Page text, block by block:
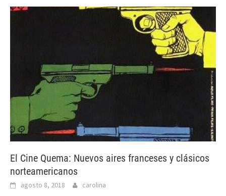
El Cine Quema: Nuevos aires franceses y clásicos
norteamericanos
agosto 8, 2018 carolina